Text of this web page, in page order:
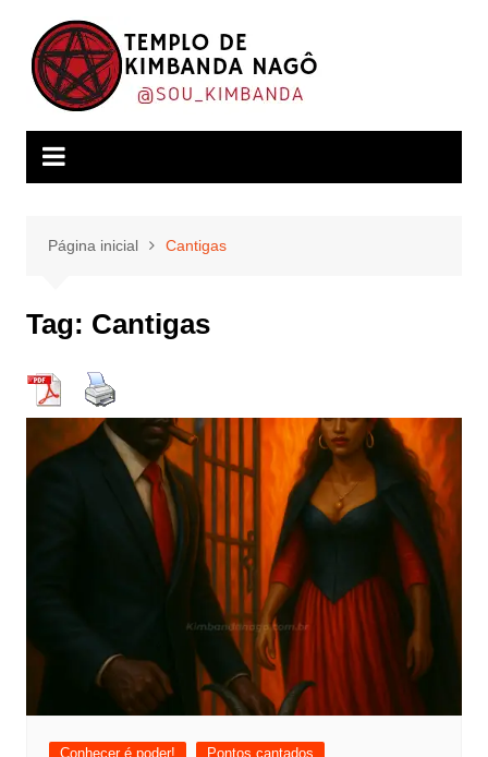
conteúdo
Página inicial Cantigas
Tag: Cantigas
Conhecer é poder! Pontos cantados